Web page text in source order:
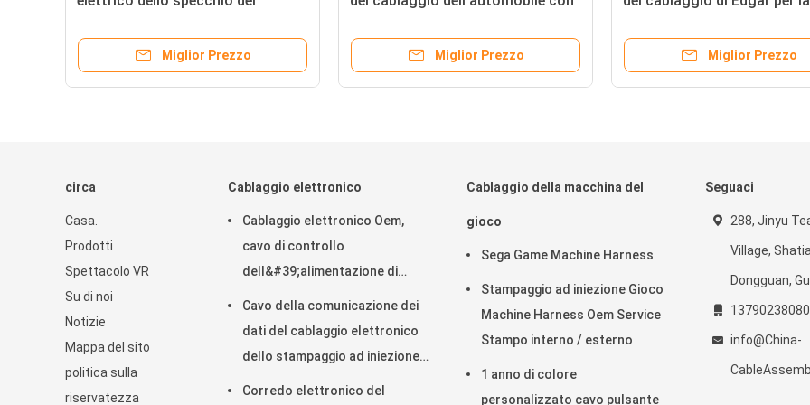
per la magna
Miglior Prezzo Miglior Prezzo Miglior Prezzo
circa
Casa.
Prodotti
Spettacolo VR
Su di noi
Notizie
Mappa del sito
politica sulla
riservatezza
Cablaggio elettronico
Cablaggio elettronico Oem,
cavo di controllo
dell&#39;alimentazione di
Cavo della comunicazione dei
dati del cablaggio elettronico
dello stampaggio ad iniezione
Corredo elettronico del
Cablaggio della macchina del
gioco
Sega Game Machine Harness
Stampaggio ad iniezione Gioco
Machine Harness Oem Service
Stampo interno / esterno
1 anno di colore
personalizzato cavo pulsante
Seguaci
288, Jinyu
Village,
Dongguan,
13790238080
info@China-